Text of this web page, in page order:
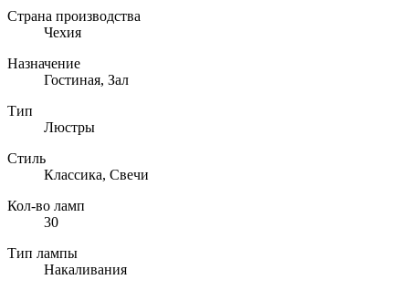
Страна производства
Чехия
Назначение
Гостиная, Зал
Тип
Люстры
Стиль
Классика, Свечи
Кол-во ламп
30
Тип лампы
Накаливания